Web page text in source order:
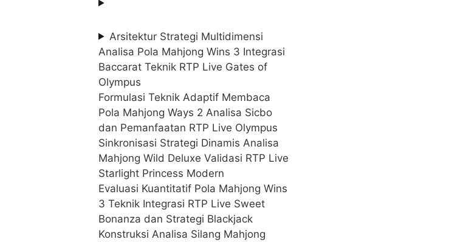
Arsitektur Strategi Multidimensi
Analisa Pola Mahjong Wins 3 Integrasi
Baccarat Teknik RTP Live Gates of
Olympus
Formulasi Teknik Adaptif Membaca
Pola Mahjong Ways 2 Analisa Sicbo
dan Pemanfaatan RTP Live Olympus
Sinkronisasi Strategi Dinamis Analisa
Mahjong Wild Deluxe Validasi RTP Live
Starlight Princess Modern
Evaluasi Kuantitatif Pola Mahjong Wins
3 Teknik Integrasi RTP Live Sweet
Bonanza dan Strategi Blackjack
Konstruksi Analisa Silang Mahjong